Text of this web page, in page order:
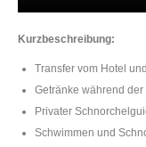
Kurzbeschreibung:
Transfer vom Hotel
Getränke während der
Privater
Schwimmen und